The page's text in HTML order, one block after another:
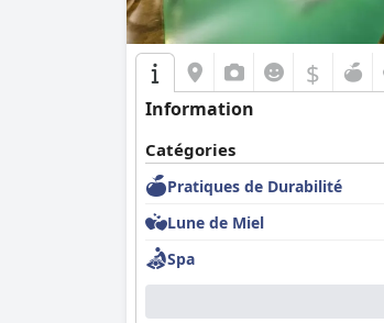
$
Information
Catégories
Pratiques de Durabilité
Lune de Miel
Spa